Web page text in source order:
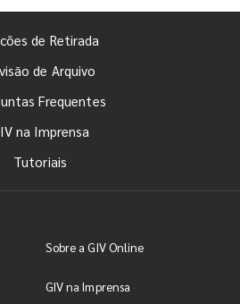
de Retirada
de Arquivo
Frequentes
na Imprensa
Tutoriais
Sobre a GIV Online
GIV na Imprensa